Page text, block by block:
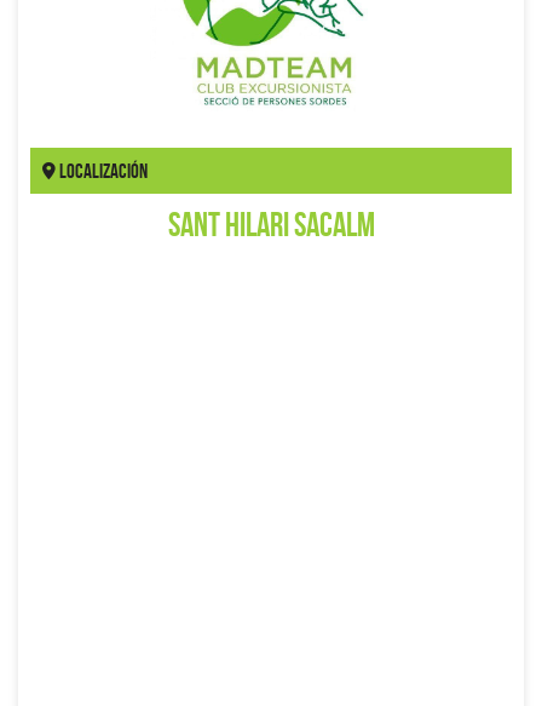
Localización
Sant Hilari Sacalm